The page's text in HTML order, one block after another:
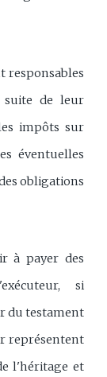
responsables
de leur
impôts sur
éventuelles
obligations
à payer des
si
du testament
représentent
l'héritage et